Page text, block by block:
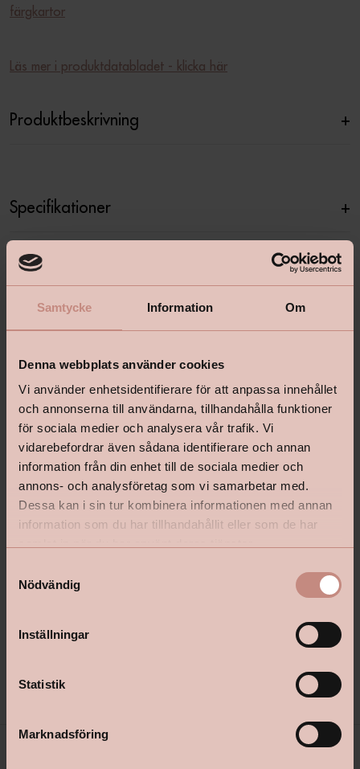
Samtycke Information Om
Denna webbplats använder cookies
Vi använder enhetsidentifierare för att anpassa innehållet
och annonserna till användarna, tillhandahålla funktioner
för sociala medier och analysera vår trafik. Vi
vidarebefordrar även sådana identifierare och annan
information från din enhet till de sociala medier och
annons- och analysföretag som vi samarbetar med.
Dessa kan i sin tur kombinera informationen med annan
information som du har tillhandahållit eller som de har
Nödvändig
Inställningar
Statistik
Marknadsföring
färgkartor
Läs mer i produktdatabladet - klicka här
Produktbeskrivning +
Specifikationer +
Relaterade produkter
Lycke Väggfärg Ultramatt
Pris från
Lycke Väggfärg Matt
399 kr